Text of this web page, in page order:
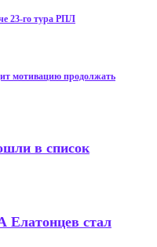
23-го тура РПЛ
мотивацию продолжать
в список
стал